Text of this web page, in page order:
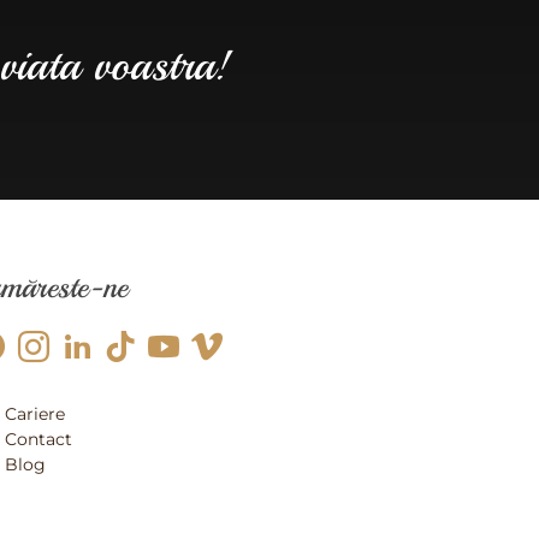
voastra!
ne
Cariere
Contact
Blog